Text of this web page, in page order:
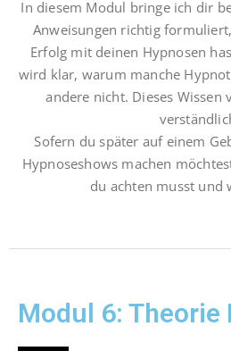
In diesem Modul bringe ich dir
Anweisungen richtig
Erfolg mit deinen Hypnosen
wird klar, warum manche
andere nicht. Dieses
Sofern du später auf einem
Hypnoseshows machen
du achten musst und
Modul 6: Theorie